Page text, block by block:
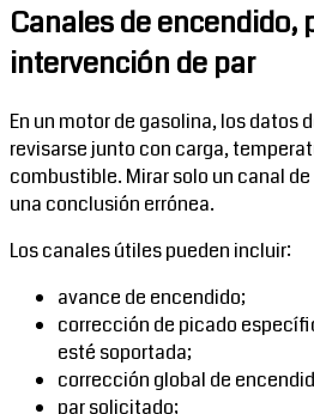
Canales de encendido,
intervención de par
En un motor de gasolina, los datos
revisarse junto con carga,
combustible. Mirar solo un canal
una conclusión errónea.
Los canales útiles pueden incluir:
avance de encendido;
corrección de picado
esté soportada;
corrección global de
par solicitado;